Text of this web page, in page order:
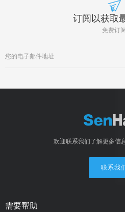
订阅以获取
免费订
欢迎联系我们了解更多信
联系我
需要帮助